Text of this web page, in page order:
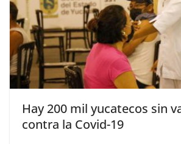
Hay 200 mil yucatecos sin
contra la Covid-19